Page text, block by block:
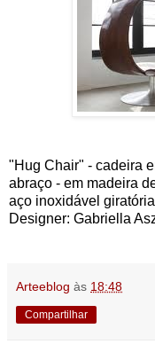
"Hug Chair" - cadeira
abraço - em madeira
aço inoxidável giratória
Designer: Gabriella
Arteeblog às 18:48
Compartilhar